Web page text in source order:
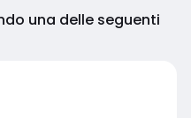
una delle seguenti